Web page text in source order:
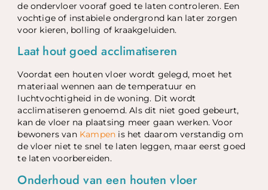
de ondervloer vooraf goed te laten controleren. Een
vochtige of instabiele ondergrond kan later zorgen
voor kieren, bolling of kraakgeluiden.
Laat hout goed acclimatiseren
Voordat een houten vloer wordt gelegd, moet het
materiaal wennen aan de temperatuur en
luchtvochtigheid in de woning. Dit wordt
acclimatiseren genoemd. Als dit niet goed gebeurt,
kan de vloer na plaatsing meer gaan werken. Voor
bewoners van Kampen is het daarom verstandig om
de vloer niet te snel te laten leggen, maar eerst goed
te laten voorbereiden.
Onderhoud van een houten vloer